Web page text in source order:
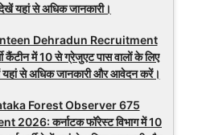
यहां से अधिक जानकारी।
Dehradun Recruitment
कैंटीन में 10 से ग्रेजुएट पास वालों के लिए
यहां से अधिक जानकारी और आवेदन करें।
Forest Observer 675
2026: कर्नाटक फॉरेस्ट विभाग में 10